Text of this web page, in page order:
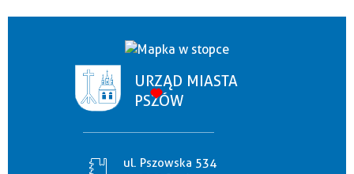
URZĄD MIASTA
PSZÓW
ul. Pszowska 534